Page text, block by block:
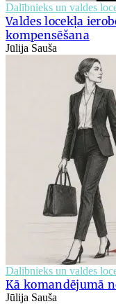
Dalībnieks un valdes
Valdes locekļa
kompensēšana
Jūlija Sauša
Dalībnieks un valdes
Kā komandējumā
Jūlija Sauša